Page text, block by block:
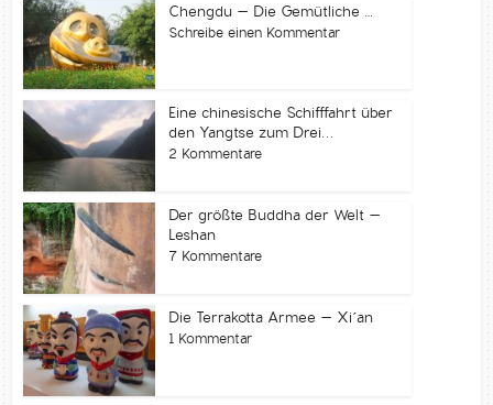
Chengdu – Die Gemütliche …
Schreibe einen Kommentar
Eine chinesische Schifffahrt über
den Yangtse zum Drei...
2 Kommentare
Der größte Buddha der Welt –
Leshan
7 Kommentare
Die Terrakotta Armee – Xi´an
1 Kommentar